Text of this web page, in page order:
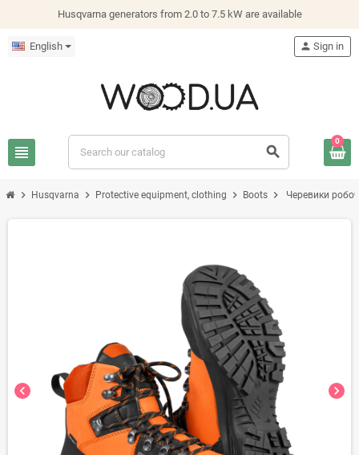
Husqvarna generators from 2.0 to 7.5 kW are available
English
view_headline search
person Sign in
0
chevron_right Husqvarna chevron_right Protective equipment, clothing chevron_right Boots chevron_right Черевики
chevron_left chevron_right